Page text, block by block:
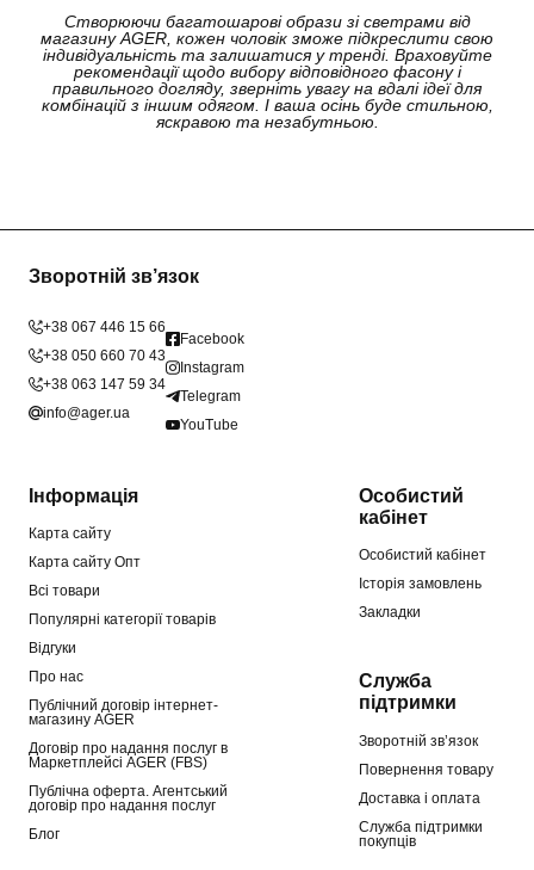
Створюючи багатошарові образи зі светрами від
магазину AGER, кожен чоловік зможе підкреслити свою
індивідуальність та залишатися у тренді. Враховуйте
рекомендації щодо вибору відповідного фасону і
правильного догляду, зверніть увагу на вдалі ідеї для
комбінацій з іншим одягом. І ваша осінь буде стильною,
яскравою та незабутньою.
Зворотній зв’язок
+38 067 446 15 66
+38 050 660 70 43
+38 063 147 59 34
info@ager.ua
Facebook
Instagram
Telegram
YouTube
Інформація
Карта сайту
Карта сайту Опт
Всі товари
Популярні категорії товарів
Відгуки
Про нас
Публічний договір інтернет-
магазину AGER
Договір про надання послуг в
Маркетплейсі AGER (FBS)
Публічна оферта. Агентський
договір про надання послуг
Блог
Особистий
кабінет
Особистий кабінет
Історія замовлень
Закладки
Служба
підтримки
Зворотній зв’язок
Повернення товару
Доставка і оплата
Служба підтримки
покупців